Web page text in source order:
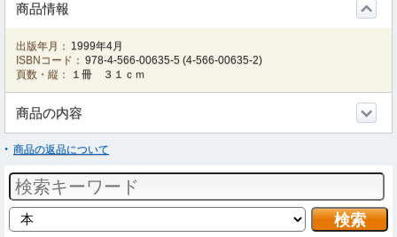
商品情報
出版年月： 1999年4月
ISBNコード： 978-4-566-00635-5 (4-566-00635-2)
頁数・縦：
１冊 ３１ｃｍ
商品の内容
商品の返品について